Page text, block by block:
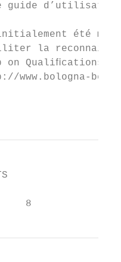
guide
été mis
la
on Qualiﬁcations
www.bologna-
8